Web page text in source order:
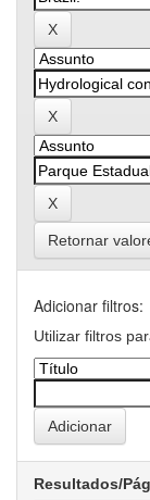
Retornar
Adicionar filtros:
Utilizar filtros
Resultados/